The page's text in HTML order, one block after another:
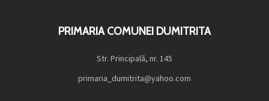
PRIMARIA COMUNEI DUMITRITA
Str. Principalã, nr. 145
primaria_dumitrita@yahoo.com